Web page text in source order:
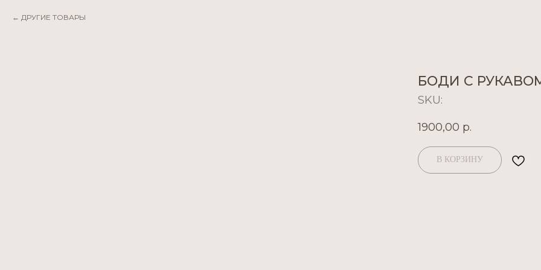
ДРУГИЕ ТОВАРЫ
БОДИ С
SKU:
1900,00 р.
В КОРЗИНУ